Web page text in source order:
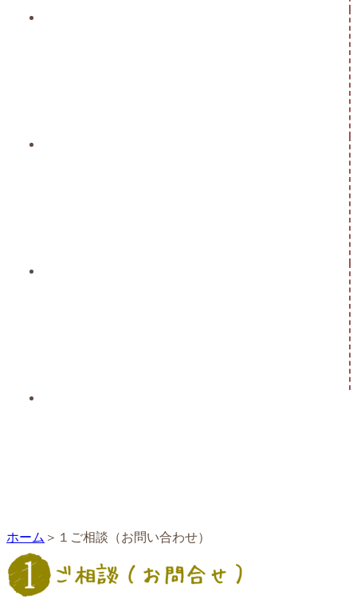
ホーム １ご相談（お問い合わせ）